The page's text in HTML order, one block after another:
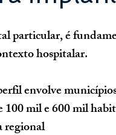
particular, é
hospitalar.
envolve
100 mil e 600 mil